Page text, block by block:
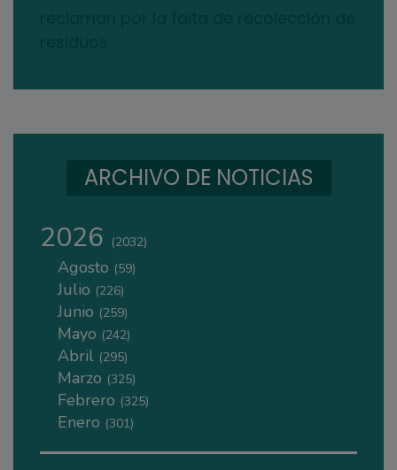
ARCHIVO DE NOTICIAS
2026 (2032)
Agosto (59)
Julio (226)
Junio (259)
Mayo (242)
Abril (295)
Marzo (325)
Febrero (325)
Enero (301)